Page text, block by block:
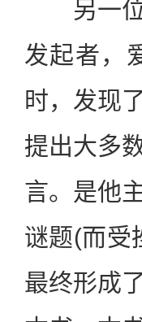
另一位
发起者，
时，发现
提出大多
言。是他
谜题(而受
最终形成